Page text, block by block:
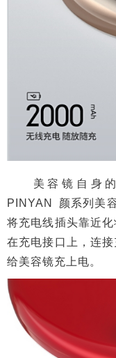
美容镜自身的
PINYAN 颜系列美
将充电线插头靠近
在充电接口上，连
给美容镜充上电。